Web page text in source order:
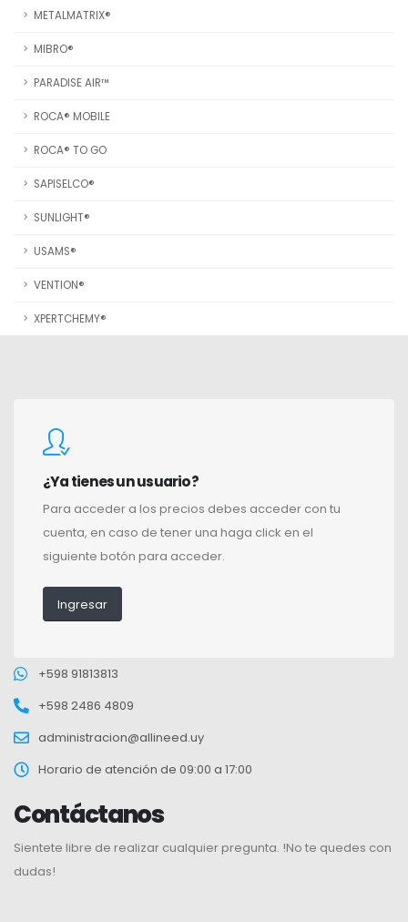
METALMATRIX®
MIBRO®
PARADISE AIR™
ROCA® MOBILE
ROCA® TO GO
SAPISELCO®
SUNLIGHT®
USAMS®
VENTION®
XPERTCHEMY®
¿Ya tienes un usuario?
Para acceder a los precios debes acceder con tu
cuenta, en caso de tener una haga click en el
siguiente botón para acceder.
Ingresar
+598 91813813
+598 2486 4809
administracion@allineed.uy
Horario de atención de 09:00 a 17:00
Contáctanos
Sientete libre de realizar cualquier pregunta. !No te quedes con
dudas!